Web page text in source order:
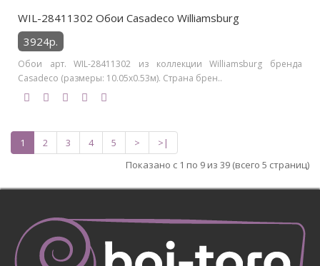
WIL-28411302 Обои Casadeco Williamsburg
3924р.
Обои арт. WIL-28411302 из коллекции Williamsburg бренда
Casadeco (размеры: 10.05х0.53м). Страна брен..
1 2 3 4 5 >
>|
Показано с 1 по 9 из 39 (всего 5 страниц)